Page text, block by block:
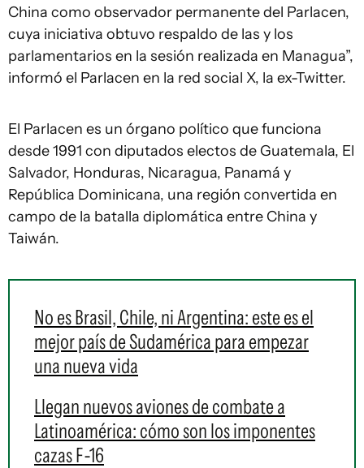
China como observador permanente del Parlacen,
cuya iniciativa obtuvo respaldo de las y los
parlamentarios en la sesión realizada en Managua”,
informó el Parlacen en la red social X, la ex-Twitter.
El Parlacen es un órgano político que funciona
desde 1991 con diputados electos de Guatemala, El
Salvador, Honduras, Nicaragua, Panamá y
República Dominicana, una región convertida en
campo de la batalla diplomática entre China y
Taiwán.
No es Brasil, Chile, ni Argentina: este es el
mejor país de Sudamérica para empezar
una nueva vida
Llegan nuevos aviones de combate a
Latinoamérica: cómo son los imponentes
cazas F-16